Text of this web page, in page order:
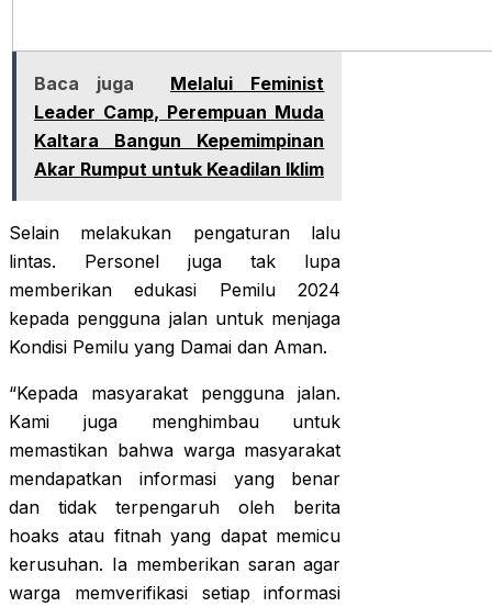
Baca juga
Melalui Feminist
Leader Camp, Perempuan Muda
Kaltara Bangun Kepemimpinan
Akar Rumput untuk Keadilan Iklim
Selain melakukan pengaturan lalu
lintas. Personel juga tak lupa
memberikan edukasi Pemilu 2024
kepada pengguna jalan untuk menjaga
Kondisi Pemilu yang Damai dan Aman.
“Kepada masyarakat pengguna jalan.
Kami juga menghimbau untuk
memastikan bahwa warga masyarakat
mendapatkan informasi yang benar
dan tidak terpengaruh oleh berita
hoaks atau fitnah yang dapat memicu
kerusuhan. Ia memberikan saran agar
warga memverifikasi setiap informasi